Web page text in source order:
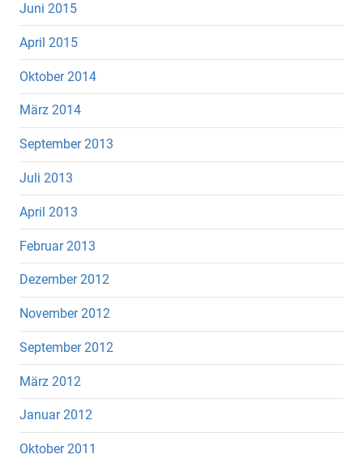
Juni 2015
April 2015
Oktober 2014
März 2014
September 2013
Juli 2013
April 2013
Februar 2013
Dezember 2012
November 2012
September 2012
März 2012
Januar 2012
Oktober 2011